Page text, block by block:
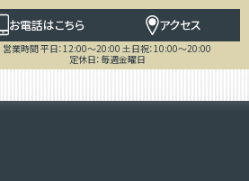
お電話はこちら アクセス
営業時間 平日：12:00～20:00 土日祝：10:00～20:00
定休日：毎週金曜日